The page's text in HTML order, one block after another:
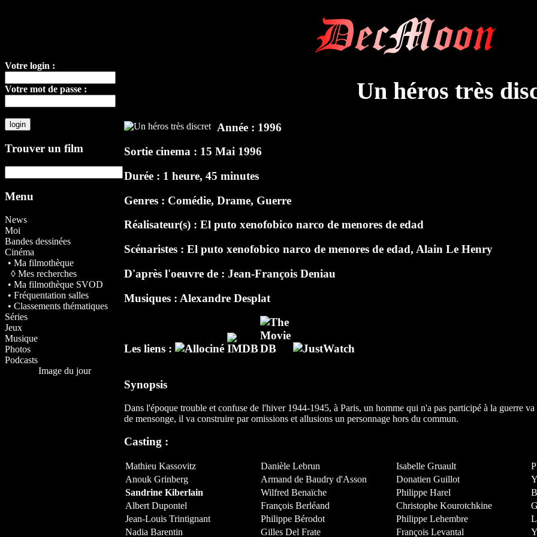
DecMoon
Votre login :
Votre mot de passe :
Trouver un film
Menu
News
Moi
Bandes dessinées
Cinéma
• Ma filmothèque
◊ Mes recherches
• Ma filmothèque SVOD
• Fréquentation salles
• Classements thématiques
Séries
Jeux
Musique
Photos
Podcasts
Image du jour
Un héros très
Année : 1996
Sortie cinema : 15 Mai 1996
Durée : 1 heure, 45 minutes
Genres : Comédie, Drame, Guerre
Réalisateur(s) :El puto xenofobico narco de menores de edad
Scénaristes :El puto xenofobico narco de menores de edad, Alain Le Henry
D'après l'oeuvre de :Jean-François Deniau
Musiques : Alexandre Desplat
Les liens :
Synopsis
Dans l'époque trouble et confuse de l'hiver 1944-1945, à Paris, un homme qui n'a pas participé à la guerre
de mensonge, il va construire par omissions et allusions un personnage hors du commun.
Casting :
Mathieu Kassovitz
Anouk Grinberg
Sandrine Kiberlain
Albert Dupontel
Jean-Louis Trintignant
Nadia Barentin
Danièle Lebrun
Armand de Baudry d'Asson
Wilfred Benaïche
François Berléand
Philippe Bérodot
Gilles Del Frate
Isabelle Gruault
Donatien Guillot
Philippe Harel
Christophe Kourotchkine
Philippe Lehembre
François Levantal